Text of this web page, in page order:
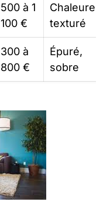
500 à 1
100 €
Chaleureux,
texturé
300 à
800 €
Épuré,
sobre